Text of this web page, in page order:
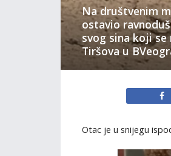
Na društvenim
ostavio
svog sina koji
Tiršova u
Otac je u snijegu